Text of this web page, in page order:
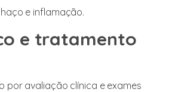
e inflamação.
e tratamento
por avaliação clínica e exames